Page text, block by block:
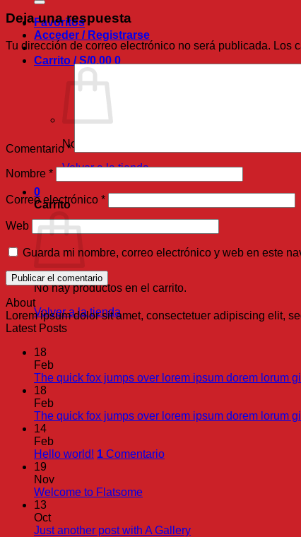
Favoritos
Acceder / Registrarse
Carrito /S/0.00 0
No hay productos en el carrito.
Volver a la tienda
0
Carrito
No hay productos en el carrito.
Volver a la tienda
Deja una respuesta
Tu dirección de correo electrónico no será publicada. Los
Comentario*
Nombre *
Correo electrónico *
Web
Guarda mi nombre, correo electrónico y web en este
About
Lorem ipsum dolor sit amet, consectetuer adipiscing elit,
Latest Posts
18
Feb
The quick fox jumps over lorem ipsum dorem lorum
18
Feb
The quick fox jumps over lorem ipsum dorem lorum
14
Feb
Hello world! 1 Comentario
19
Nov
Welcome to Flatsome
13
Oct
Just another post with A Gallery